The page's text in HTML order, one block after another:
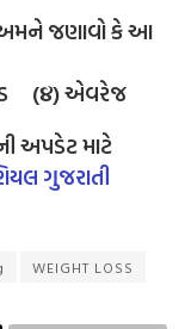
અમને જણાવો કે આ
(૪) એવરેજ
અપડેટ માટે
ગુજરાતી
WEIGHT LOSS